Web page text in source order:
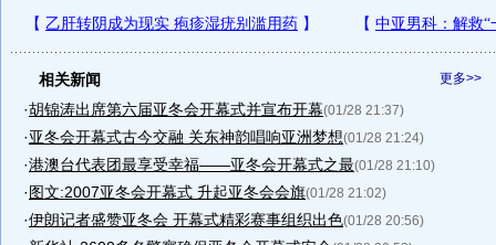
更多>>
相关新闻
·胡锦涛出席第六届亚冬会开幕式并宣布开幕(01/28 21:37)
·亚冬会开幕式古今交融 关东神韵唱响亚洲梦想(01/28 21:24)
·港澳台代表团最享受幸福——亚冬会开幕式之最(01/28 21:10)
·图文:2007亚冬会开幕式 升起亚冬会会旗(01/28 21:02)
·伊朗记者盛赞亚冬会 开幕式精彩赛事组织出色(01/28 20:56)